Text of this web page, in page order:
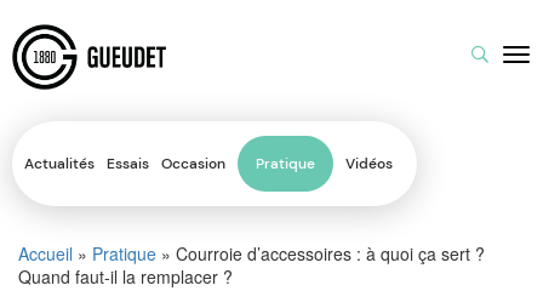
Actualités Essais Occasion Pratique Vidéos
Accueil » Pratique » Courroie d’accessoires : à quoi ça sert ?
Quand faut-il la remplacer ?